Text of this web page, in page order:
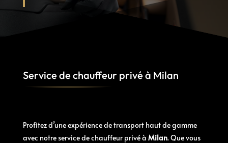
Service de chauffeur privé à Milan
Profitez d’une expérience de transport haut de gamme
avec notre service de chauffeur privé à Milan. Que vous